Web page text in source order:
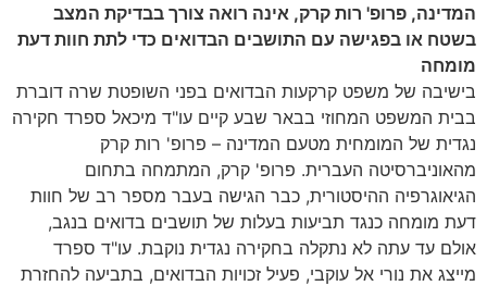
המדינה, פרופ' רות קרק, אינה רואה צורך בבדיקת המצב
בשטח או בפגישה עם התושבים הבדואים כדי לתת חוות דעת
מומחה
בישיבה של משפט קרקעות הבדואים בפני השופטת שרה דוברת
בבית המשפט המחוזי בבאר שבע קיים עו"ד מיכאל ספרד חקירה
נגדית של המומחית מטעם המדינה – פרופ' רות קרק
מהאוניברסיטה העברית. פרופ' קרק, המתמחה בתחום
הגיאוגרפיה ההיסטורית, כבר הגישה בעבר מספר רב של חוות
דעת מומחה כנגד תביעות בעלות של תושבים בדואים בנגב,
אולם עד עתה לא נתקלה בחקירה נגדית נוקבת. עו"ד ספרד
מייצג את נורי אל עוקבי, פעיל זכויות הבדואים, בתביעה להחזרת